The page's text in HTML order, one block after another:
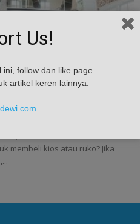
Membeli Properti
membeli kios atau ruko? Jika
Us!
follow dan like page
artikel keren lainnya.